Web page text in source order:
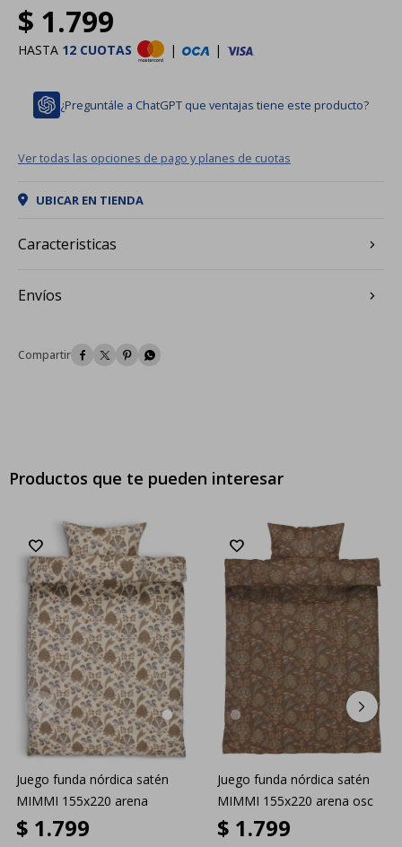
$ 1.799
HASTA 12 CUOTAS | |
¿Preguntále a ChatGPT que ventajas tiene este producto?
Ver todas las opciones de pago y planes de cuotas
UBICAR EN TIENDA
Caracteristicas
Envíos
   
Productos que te pueden interesar
Juego funda nórdica satén
MIMMI 155x220 arena
$ 1.799
Juego funda nórdica satén
MIMMI 155x220 arena osc
$ 1.799